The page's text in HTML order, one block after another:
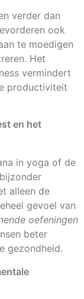
verder dan
ook
te moedigen
Het
vermindert
productiviteit
en het
in yoga of de
alleen de
gevoel van
oefeningen
beter
gezondheid.